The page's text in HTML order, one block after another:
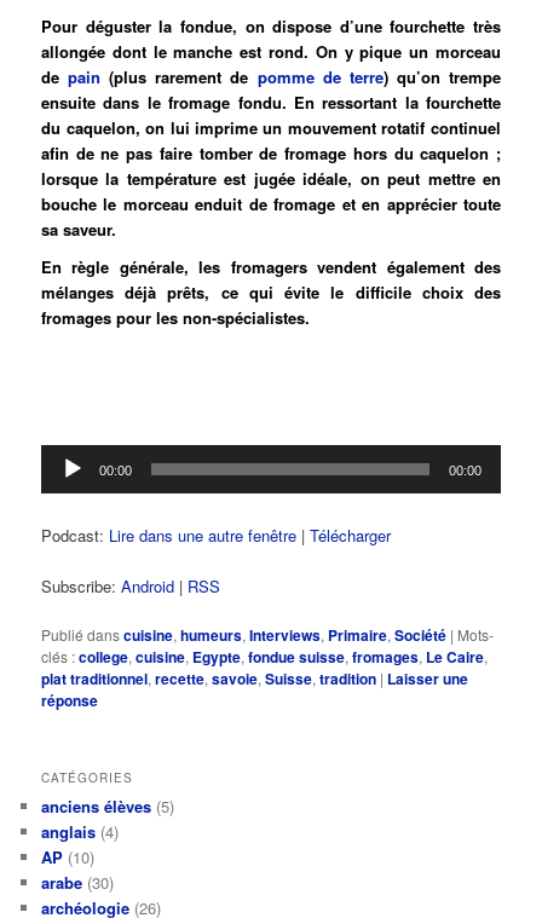
Pour déguster la fondue, on dispose d’une fourchette très
allongée dont le manche est rond. On y pique un morceau
depain (plus rarement de pomme de terre) qu’on trempe
ensuite dans le fromage fondu. En ressortant la fourchette
du caquelon, on lui imprime un mouvement rotatif continuel
afin de ne pas faire tomber de fromage hors du caquelon ;
lorsque la température est jugée idéale, on peut mettre en
bouche le morceau enduit de fromage et en apprécier toute
sa saveur.
En règle générale, les fromagers vendent également des
mélanges déjà prêts, ce qui évite le difficile choix des
fromages pour les non-spécialistes.
Lecteur
audio
00:00 00:00
Podcast: Lire dans une autre fenêtre |Télécharger
Subscribe:Android | RSS
Publié danscuisine,humeurs,Interviews, Primaire,Société | Mots-
clés :college,cuisine, Egypte,fondue suisse,fromages, Le Caire,
plat traditionnel,recette,savoie,Suisse,tradition | Laisser une
réponse
CATÉGORIES
anciens élèves (5)
anglais (4)
AP (10)
arabe (30)
archéologie (26)